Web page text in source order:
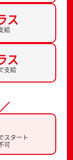
ス
給
ス
支給
スタート
可